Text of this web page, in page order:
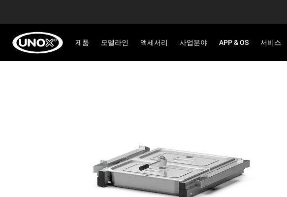
제품 모델라인 액세서리 사업분야 APP & OS 서비스